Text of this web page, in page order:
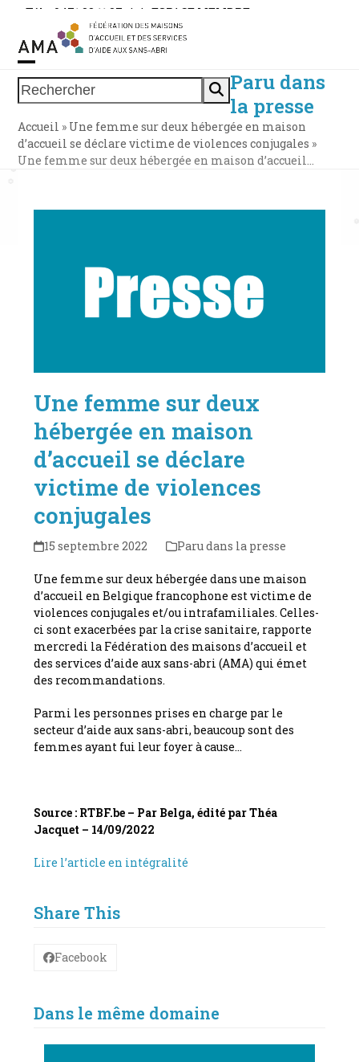
Skip
content
Tél. : 0471 38 11 37 | | ESPACE MEMBRE
Rechercher
Open
mobile
menu
Close
mobile
menu
Paru dans
la presse
Accueil » Une femme sur deux hébergée en maison
d’accueil se déclare victime de violences conjugales »
Une femme sur deux hébergée en maison d’accueil…
Une femme sur deux
hébergée en maison
d’accueil se déclare
victime de violences
conjugales
15 septembre 2022 Paru dans la presse
Une femme sur deux hébergée dans une maison
d’accueil en Belgique francophone est victime de
violences conjugales et/ou intrafamiliales. Celles-
ci sont exacerbées par la crise sanitaire, rapporte
mercredi la Fédération des maisons d’accueil et
des services d’aide aux sans-abri (AMA) qui émet
des recommandations.
Parmi les personnes prises en charge par le
secteur d’aide aux sans-abri, beaucoup sont des
femmes ayant fui leur foyer à cause…
Source : RTBF.be – Par Belga, édité par Théa
Jacquet – 14/09/2022
Lire l’article en intégralité
Share This
Facebook
Dans le même domaine